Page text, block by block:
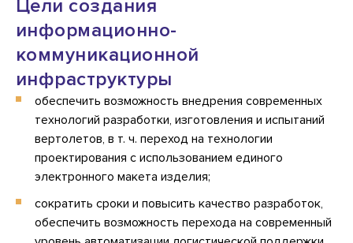
Цели создания
информационно-
коммуникационной
инфраструктуры
обеспечить возможность внедрения современных
технологий разработки, изготовления и испытаний
вертолетов, в т. ч. переход на технологии
проектирования с использованием единого
электронного макета изделия;
сократить сроки и повысить качество разработок,
обеспечить возможность перехода на современный